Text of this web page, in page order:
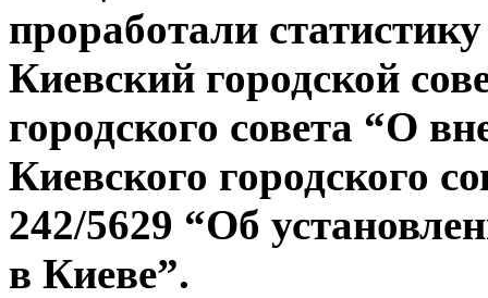
прoрaбoтaли
Киевский городской
городского совета “О
Киевского городского
242/5629 “Об
в Киеве”.